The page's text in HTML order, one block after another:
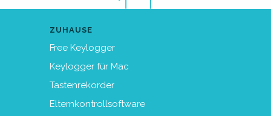
ZUHAUSE
Free Keylogger
Keylogger für Mac
Tastenrekorder
Elternkontrollsoftware